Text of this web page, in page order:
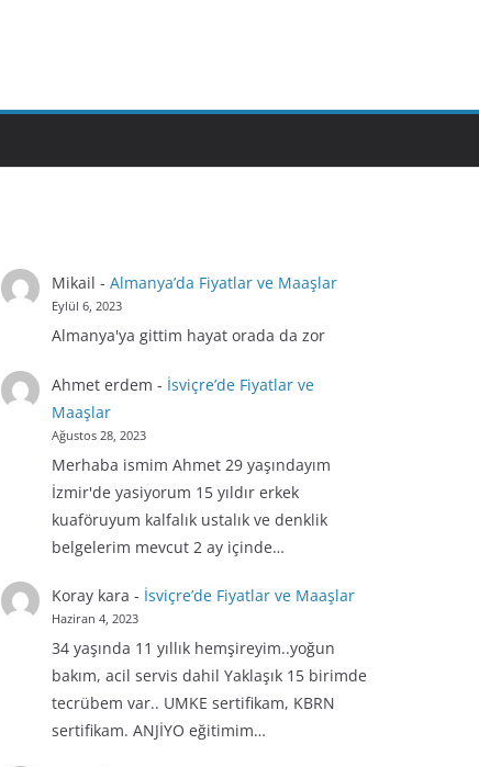
Mikail - Almanya’da Fiyatlar ve Maaşlar
Eylül 6, 2023
Almanya'ya gittim hayat orada da zor
Ahmet erdem - İsviçre’de Fiyatlar ve
Maaşlar
Ağustos 28, 2023
Merhaba ismim Ahmet 29 yaşındayım
İzmir'de yasiyorum 15 yıldır erkek
kuaföruyum kalfalık ustalık ve denklik
belgelerim mevcut 2 ay içinde…
Koray kara - İsviçre’de Fiyatlar ve Maaşlar
Haziran 4, 2023
34 yaşında 11 yıllık hemşireyim..yoğun
bakım, acil servis dahil Yaklaşık 15 birimde
tecrübem var.. UMKE sertifikam, KBRN
sertifikam. ANJİYO eğitimim…